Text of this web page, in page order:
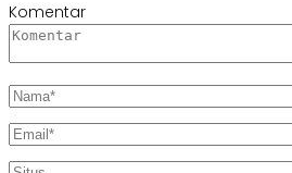
Komentar